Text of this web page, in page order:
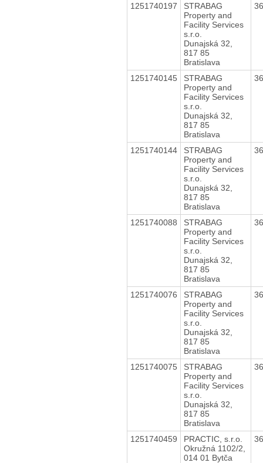
1251740197
STRABAG
Property and
Facility Services
s.r.o.
Dunajská 32,
817 85
Bratislava
1251740145
STRABAG
Property and
Facility Services
s.r.o.
Dunajská 32,
817 85
Bratislava
1251740144
STRABAG
Property and
Facility Services
s.r.o.
Dunajská 32,
817 85
Bratislava
1251740088
STRABAG
Property and
Facility Services
s.r.o.
Dunajská 32,
817 85
Bratislava
1251740076
STRABAG
Property and
Facility Services
s.r.o.
Dunajská 32,
817 85
Bratislava
1251740075
STRABAG
Property and
Facility Services
s.r.o.
Dunajská 32,
817 85
Bratislava
1251740459
PRACTIC, s.r.o.
Okružná 1102/2,
014 01 Bytča